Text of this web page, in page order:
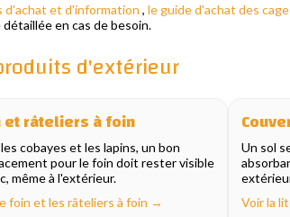
d'achat et d'information , le guide d'achat des
en cas de besoin.
d'extérieur
râteliers à foin
cobayes et les lapins, un bon
pour le foin doit rester visible
même à l'extérieur.
foin et les râteliers à foin →
Un sol
Voir la